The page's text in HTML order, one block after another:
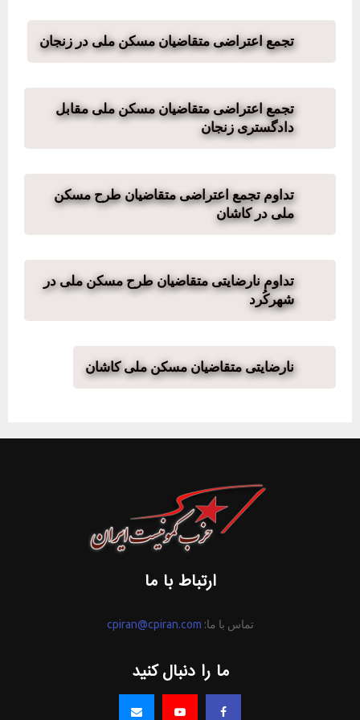
تجمع اعتراضی متقاضیان مسکن ملی در زنجان
تجمع اعتراضی متقاضیان مسکن ملی مقابل
دادگستری زنجان
تداوم تجمع اعتراضی متقاضیان طرح مسکن
ملی در کاشان
تداوم نارضایتی متقاضیان طرح مسکن ملی در
شهرکُرد
نارضایتی متقاضیان مسکن ملی کاشان
ارتباط با ما
تماس با ما: cpiran@cpiran.com
ما را دنبال کنید